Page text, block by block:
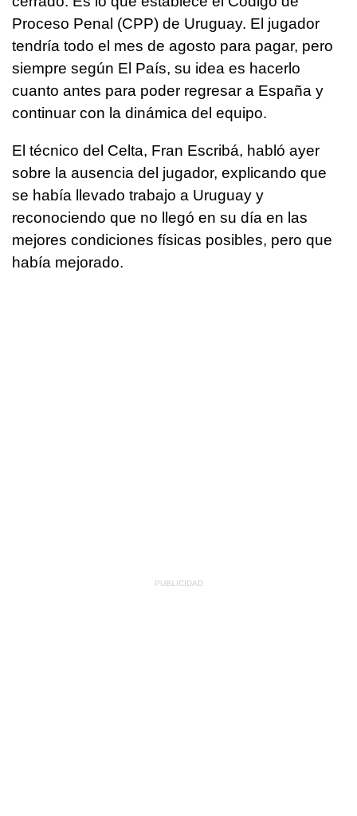
Proceso Penal (CPP) de Uruguay. El jugador
tendría todo el mes de agosto para pagar, pero
siempre según El País, su idea es hacerlo
cuanto antes para poder regresar a España y
continuar con la dinámica del equipo.
El técnico del Celta, Fran Escribá, habló ayer
sobre la ausencia del jugador, explicando que
se había llevado trabajo a Uruguay y
reconociendo que no llegó en su día en las
mejores condiciones físicas posibles, pero que
había mejorado.